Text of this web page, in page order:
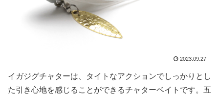
2023.09.27
イガジグチャターは、タイトなアクションでしっかりとし
た引き心地を感じることができるチャターベイトです。五